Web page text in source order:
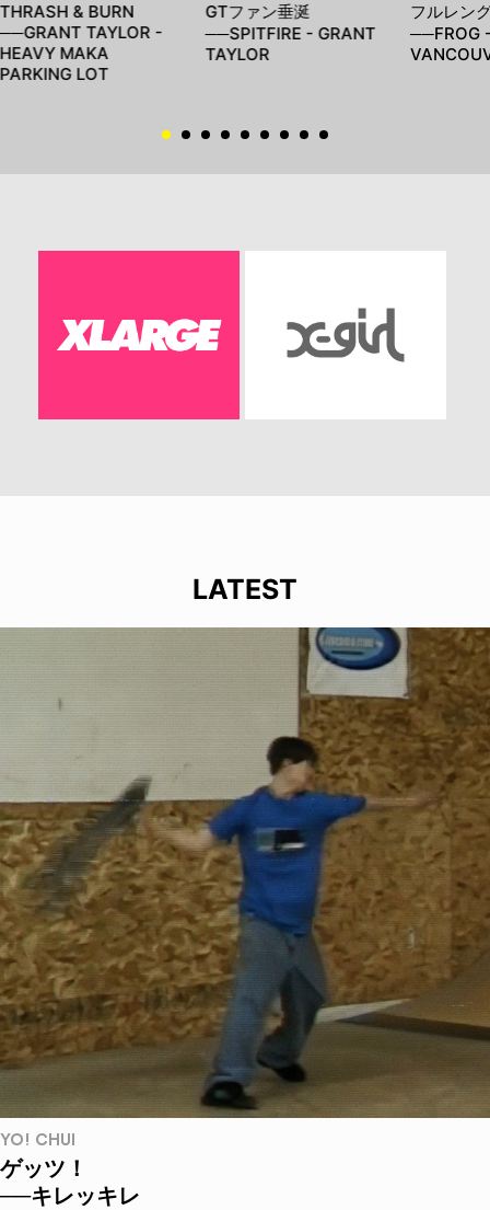
THRASH & BURN
──GRANT TAYLOR -
HEAVY MAKA
PARKING LOT
GTファン垂涎
──SPITFIRE - GRANT
TAYLOR
フルレン
──FROG
LATEST
YO! CHUI
ゲッツ！
──キレッキレ